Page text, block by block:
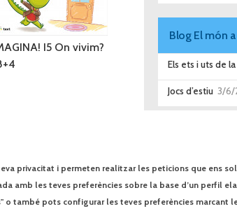
I5 On vivim?
Blog El món a
Els ets i uts de
Jocs d’estiu 3/6/
privacitat i permeten realitzar les peticions que ens
amb les teves preferències sobre la base d’un perfil
o també pots configurar les teves preferències marcant